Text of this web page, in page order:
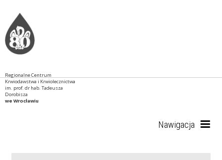
Regionalne Centrum
Krwiodawstwa i Krwiolecznictwa
im. prof. dr hab. Tadeusza
Dorobisza
we Wrocławiu
Nawigacja